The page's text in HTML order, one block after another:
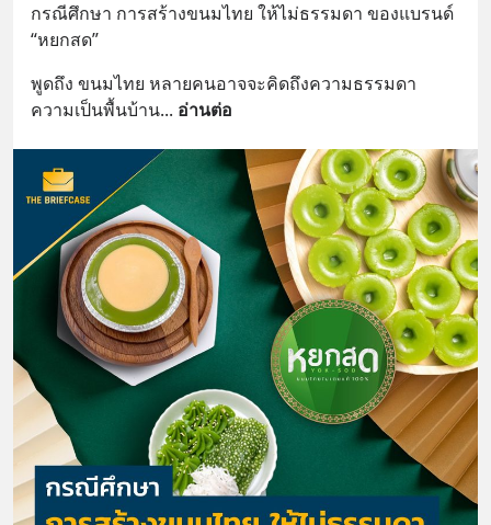
กรณีศึกษา การสร้างขนมไทย ให้ไม่ธรรมดา ของแบรนด์
“หยกสด”
พูดถึง ขนมไทย หลายคนอาจจะคิดถึงความธรรมดา
ความเป็นพื้นบ้าน... อ่านต่อ